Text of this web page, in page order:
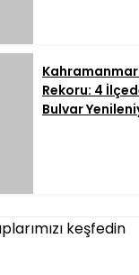
Rekoru: 4
Bulvar
keşfedin